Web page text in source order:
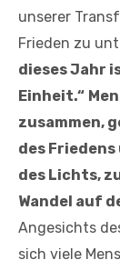
unserer
Frieden zu
dieses Jahr
Einheit.“
zusammen,
des
des Lichts,
Wandel auf
Angesichts
sich viele